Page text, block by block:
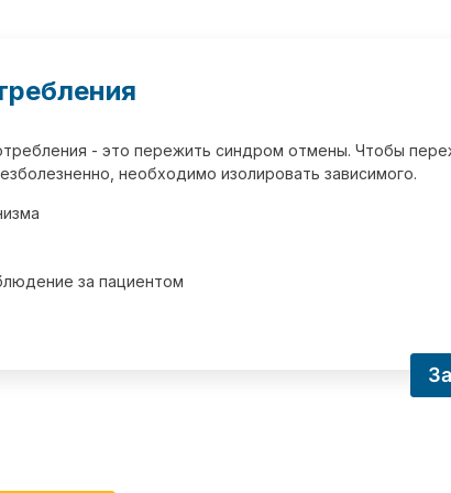
- это пережить синдром отмены. Чтобы
необходимо изолировать зависимого.
за пациентом